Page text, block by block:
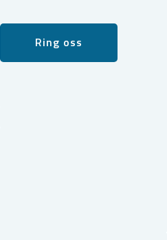
Ring oss